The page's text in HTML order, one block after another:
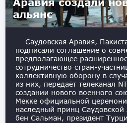
альянс
Саудовская Аравия,
подписали соглашение о
предполагающее
сотрудничество стран-
коллективную оборону в
из них, передаёт телеканал
создании нового военного
Мекке официальной
наследный принц
бен Сальман, президент